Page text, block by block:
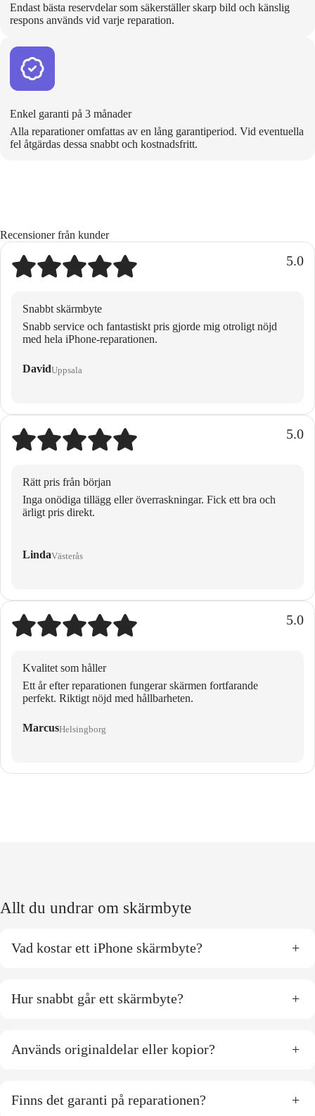
Endast bästa reservdelar som säkerställer skarp bild och känslig
respons används vid varje reparation.
Enkel garanti på 3 månader
Alla reparationer omfattas av en lång garantiperiod. Vid eventuella
fel åtgärdas dessa snabbt och kostnadsfritt.
Recensioner från kunder
5.0
Snabbt skärmbyte
Snabb service och fantastiskt pris gjorde mig otroligt nöjd
med hela iPhone-reparationen.
DavidUppsala
5.0
Rätt pris från början
Inga onödiga tillägg eller överraskningar. Fick ett bra och
ärligt pris direkt.
LindaVästerås
5.0
Kvalitet som håller
Ett år efter reparationen fungerar skärmen fortfarande
perfekt. Riktigt nöjd med hållbarheten.
MarcusHelsingborg
Allt du undrar om skärmbyte
Vad kostar ett iPhone skärmbyte? +
Hur snabbt går ett skärmbyte? +
Används originaldelar eller kopior? +
Finns det garanti på reparationen? +